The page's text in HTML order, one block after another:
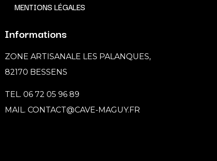
MENTIONS LÉGALES
Informations
ZONE ARTISANALE LES PALANQUES,
82170 BESSENS
TEL. 06 72 05 96 89
MAIL. CONTACT@CAVE-MAGUY.FR